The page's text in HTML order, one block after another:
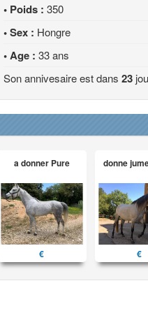
• Poids : 350
• Sex : Hongre
• Age : 33 ans
Son annivesaire est dans23
a donner Pure
€
donne
€